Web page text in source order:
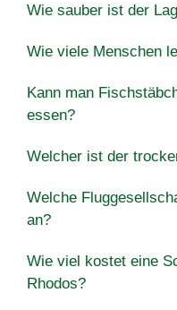
Wie sauber ist der
Wie viele Menschen
Kann man
essen?
Welcher ist der
Welche
an?
Wie viel kostet eine
Rhodos?